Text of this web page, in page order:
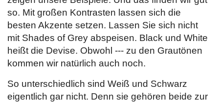
so. Mit großen Kontrasten lassen sich die
besten Akzente setzen. Lassen Sie sich nicht
mit Shades of Grey abspeisen. Black und White
heißt die Devise. Obwohl --- zu den Grautönen
kommen wir natürlich auch noch.
So unterschiedlich sind Weiß und Schwarz
eigentlich gar nicht. Denn sie gehören beide zur